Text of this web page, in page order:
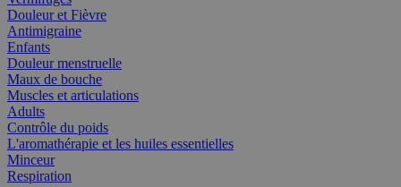
Douleur et Fièvre
Antimigraine
Enfants
Douleur menstruelle
Maux de bouche
Muscles et articulations
Adults
Contrôle du poids
L'aromathérapie et les huiles essentielles
Minceur
Respiration